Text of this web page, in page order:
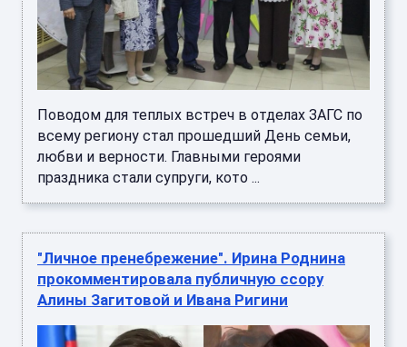
Поводом для теплых встреч в отделах ЗАГС по
всему региону стал прошедший День семьи,
любви и верности. Главными героями
праздника стали супруги, кото ...
"Личное пренебрежение". Ирина Роднина
прокомментировала публичную ссору
Алины Загитовой и Ивана Ригини